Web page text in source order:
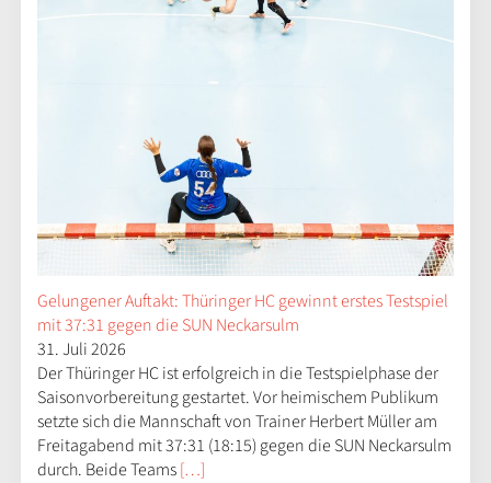
Gelungener Auftakt: Thüringer HC gewinnt erstes Testspiel
mit 37:31 gegen die SUN Neckarsulm
31. Juli 2026
Der Thüringer HC ist erfolgreich in die Testspielphase der
Saisonvorbereitung gestartet. Vor heimischem Publikum
setzte sich die Mannschaft von Trainer Herbert Müller am
Freitagabend mit 37:31 (18:15) gegen die SUN Neckarsulm
durch. Beide Teams[…]